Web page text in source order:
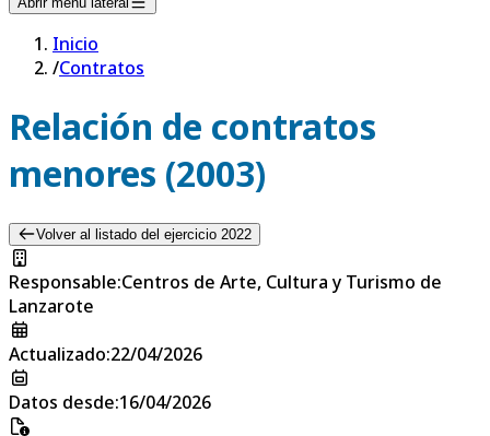
Inicio
/Contratos
Relación de contratos
menores (2003)
Volver al listado del ejercicio 2022
Responsable:Centros de Arte, Cultura y Turismo de
Lanzarote
Actualizado:22/04/2026
Datos desde:16/04/2026